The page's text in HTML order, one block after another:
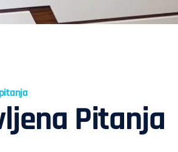
Pitanja